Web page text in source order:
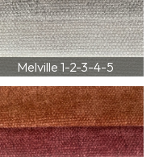
Melville 1-2-3-4-5